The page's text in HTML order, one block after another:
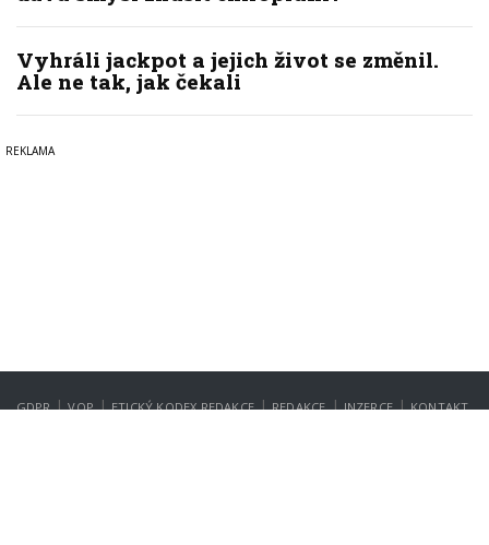
Vyhráli jackpot a jejich život se změnil.
Ale ne tak, jak čekali
GDPR | VOP | ETICKÝ KODEX REDAKCE | REDAKCE | INZERCE | KONTAKT